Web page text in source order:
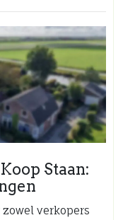
Staan:
verkopers